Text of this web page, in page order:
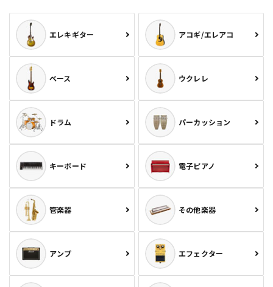
エレキギター アコギ/エレアコ
ベース ウクレレ
ドラム パーカッション
キーボード 電子ピアノ
管楽器 その他楽器
アンプ エフェクター